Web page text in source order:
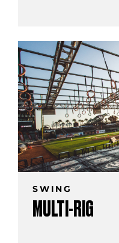
SWING
MULTI-RIG